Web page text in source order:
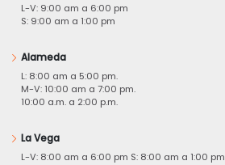
L-V: 9:00 am a 6:00 pm
S: 9:00 am a 1:00 pm
Alameda
L: 8:00 am a 5:00 pm.
M-V: 10:00 am a 7:00 pm.
10:00 a.m. a 2:00 p.m.
La Vega
L-V: 8:00 am a 6:00 pm S: 8:00 am a 1:00 pm